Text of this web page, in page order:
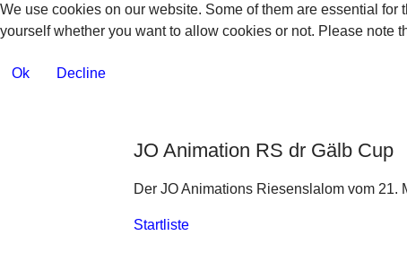
JO Animation RS dr Gälb Cup
Der JO Animations Riesenslalom vom 21.
Startliste
We use cookies on our website. Some of them are essential
yourself whether you want to allow cookies or not. Please note
Ok
Decline